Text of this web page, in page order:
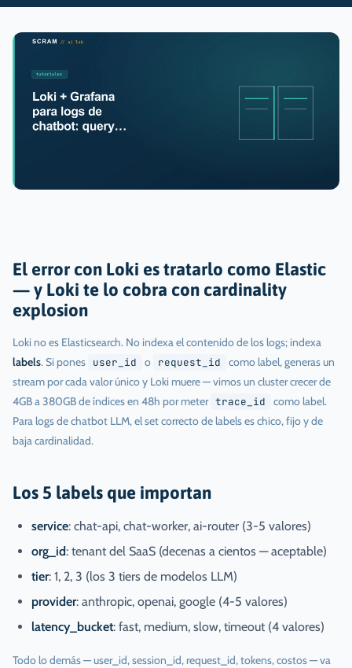
El error con Loki es tratarlo como Elastic
— y Loki te lo cobra con cardinality
explosion
Loki no es Elasticsearch. No indexa el contenido de los logs; indexa
labels. Si pones user_id o request_id
como label, generas un
stream por cada valor único y Loki muere — vimos un cluster crecer de
4GB a 380GB de índices en 48h por meter trace_id
como label.
Para logs de chatbot LLM, el set correcto de labels es chico, fijo y de
baja cardinalidad.
Los 5 labels que importan
service: chat-api, chat-worker, ai-router (3-5 valores)
org_id: tenant del SaaS (decenas a cientos — aceptable)
tier: 1, 2, 3 (los 3 tiers de modelos LLM)
provider: anthropic, openai, google (4-5 valores)
latency_bucket: fast, medium, slow, timeout (4 valores)
Todo lo demás — user_id, session_id, request_id, tokens, costos — va